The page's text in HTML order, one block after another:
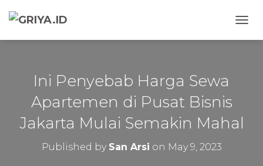
Ini Penyebab Harga Sewa
Apartemen di Pusat Bisnis
Jakarta Mulai Semakin Mahal
Published by San Arsi on May 9, 2023